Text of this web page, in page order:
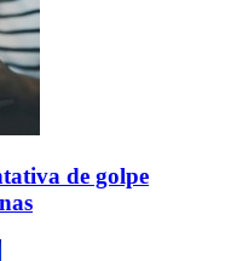
de golpe